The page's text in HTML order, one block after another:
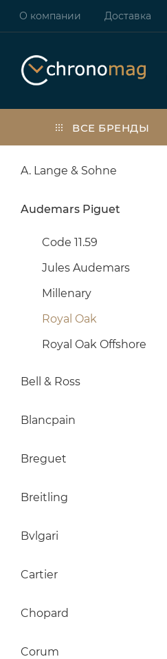
О компании Доставка
ВСЕ БРЕНДЫ
A. Lange & Sohne
Audemars Piguet
Code 11.59
Jules Audemars
Millenary
Royal Oak
Royal Oak Offshore
Bell & Ross
Blancpain
Breguet
Breitling
Bvlgari
Cartier
Chopard
Corum